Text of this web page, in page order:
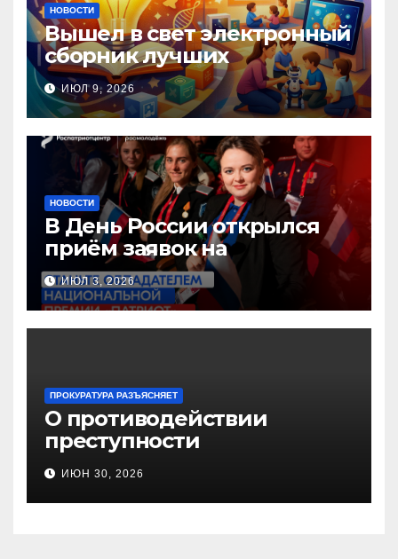
НОВОСТИ
Вышел в свет электронный
сборник лучших
инновационных практик
педагогов дошкольного
образования!
ИЮЛ 9, 2026
НОВОСТИ
В День России открылся
приём заявок на
Национальную премию
«Патриот»
ИЮЛ 3, 2026
ПРОКУРАТУРА РАЗЪЯСНЯЕТ
О противодействии
преступности
несовершеннолетних и
нарушению их прав
ИЮН 30, 2026